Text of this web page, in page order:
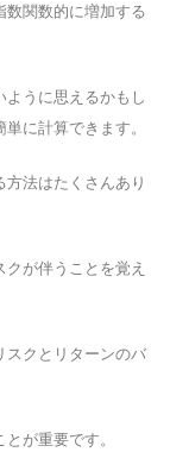
数関数的に増加する
うに思えるかもし
に計算できます。
法はたくさんあり
が伴うことを覚え
スクとリターンのバ
が重要です。